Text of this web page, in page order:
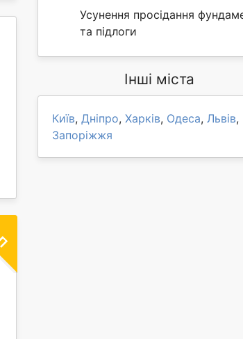
Усунення просідання
та підлоги
Інші міста
Київ, Дніпро, Харків, Одеса, Львів,
Запоріжжя